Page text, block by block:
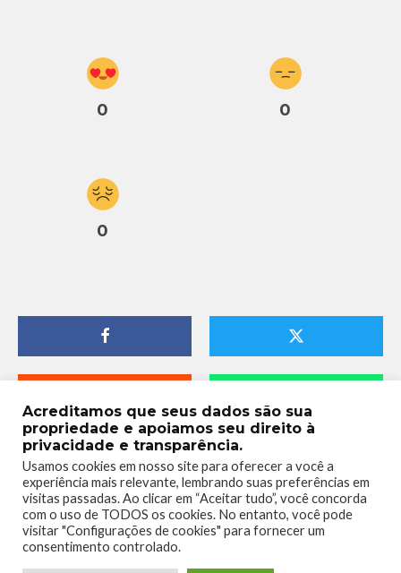
0 0
0
Acreditamos que seus dados são sua
propriedade e apoiamos seu direito à
privacidade e transparência.
Usamos cookies em nosso site para oferecer a você a
experiência mais relevante, lembrando suas preferências em
visitas passadas. Ao clicar em “Aceitar tudo”, você concorda
com o uso de TODOS os cookies. No entanto, você pode
visitar "Configurações de cookies" para fornecer um
consentimento controlado.